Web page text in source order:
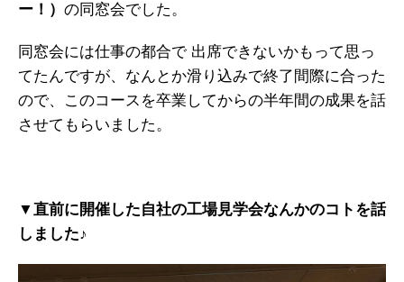
ー！） の同窓会でした。
同窓会には仕事の都合で 出席できないかもって思っ
てたんですが、なんとか滑り込みで終了間際に合った
ので、このコースを卒業してからの半年間の成果を話
させてもらいました。
▼直前に開催した自社の工場見学会なんかのコトを話
しました♪